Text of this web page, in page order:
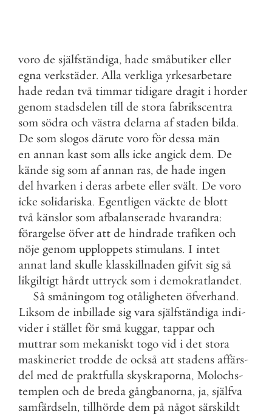
voro de själfständiga, hade småbutiker eller
egna verkstäder. Alla verkliga yrkesarbetare
hade redan två timmar tidigare dragit i horder
genom stadsdelen till de stora fabrikscentra
som södra och västra delarna af staden bilda.
De som slogos därute voro för dessa män
en annan kast som alls icke angick dem. De
kände sig som af annan ras, de hade ingen
del hvarken i deras arbete eller svält. De voro
icke solidariska. Egentligen väckte de blott
två känslor som afbalanserade hvarandra:
förargelse öfver att de hindrade trafiken och
nöje genom upploppets stimulans. I intet
annat land skulle klasskillnaden gifvit sig så
likgiltigt hårdt uttryck som i demokratlandet.
Så småningom tog otåligheten öfverhand.
Liksom de inbillade sig vara själfständiga indi-
vider i stället för små kuggar, tappar och
muttrar som mekaniskt togo vid i det stora
maskineriet trodde de också att stadens affärs-
del med de praktfulla skyskraporna, Molochs-
templen och de breda gångbanorna, ja, själfva
samfärdseln, tillhörde dem på något särskildt